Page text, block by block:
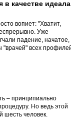
качестве
вопиет: "Хватит,
Уже
падение, начатое,
"врачей" всех
– принципиально
Но ведь этой
шесть человек.